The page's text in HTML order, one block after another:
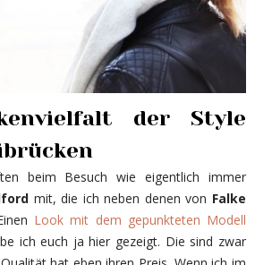
der Style
beim Besuch wie eigentlich immer
mit, die ich neben denen von Falke
Look mit dem gepunkteten Modell
ich euch ja hier gezeigt. Die sind zwar